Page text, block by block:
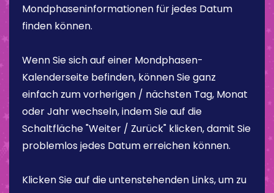
Mondphaseninformationen für jedes Datum
finden können.
Wenn Sie sich auf einer Mondphasen-
Kalenderseite befinden, können Sie ganz
einfach zum vorherigen / nächsten Tag, Monat
oder Jahr wechseln, indem Sie auf die
Schaltfläche "Weiter / Zurück" klicken, damit Sie
problemlos jedes Datum erreichen können.
Klicken Sie auf die untenstehenden Links, um zu